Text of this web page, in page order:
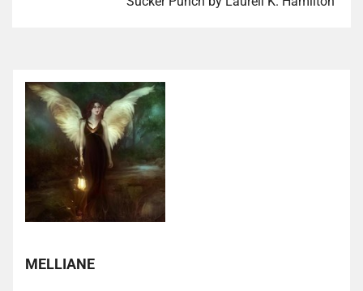
MELLIANE